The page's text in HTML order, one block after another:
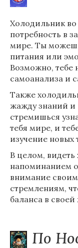
Холодильник
потребность в
мире. Ты
питания или
Возможно, тебе
самоанализа и
Также
жажду знаний
стремишься
тебя мире, и
изучение новых
В целом,
напоминанием
внимание
стремлениям,
баланса в
По